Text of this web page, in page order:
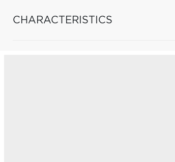
CHARACTERISTICS